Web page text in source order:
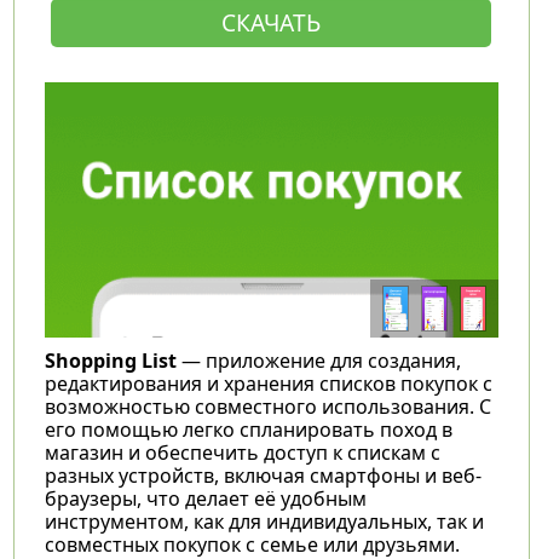
СКАЧАТЬ
Shopping List— приложение для создания,
редактирования и хранения списков покупок с
возможностью совместного использования. С
его помощью легко спланировать поход в
магазин и обеспечить доступ к спискам с
разных устройств, включая смартфоны и веб-
браузеры, что делает её удобным
инструментом, как для индивидуальных, так и
совместных покупок с семье или друзьями.